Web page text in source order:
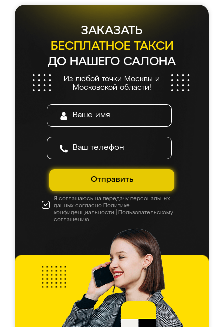
ЗАКАЗАТЬ
БЕСПЛАТНОЕ ТАКСИ
ДО НАШЕГО САЛОНА
Из любой точки Москвы и
Московской области!
Отправить
Я соглашаюсь на передачу персональных
данных согласно Политике
конфиденциальности
Пользовательскому
соглашению